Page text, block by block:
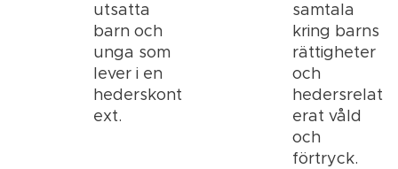
utsatta
barn och
unga som
lever i en
hederskont
ext.
samtala
kring barns
rättigheter
och
hedersrelat
erat våld
och
förtryck.